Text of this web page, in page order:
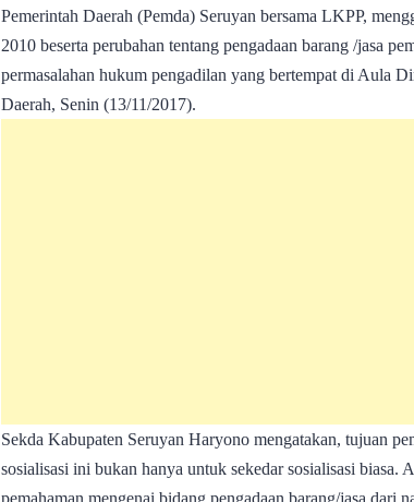
Pemerintah Daerah (Pemda) Seruyan bersama LKPP,
2010 beserta perubahan tentang pengadaan barang /jasa
permasalahan hukum pengadilan yang bertempat di Aula
Daerah, Senin (13/11/2017).
Sekda Kabupaten Seruyan Haryono mengatakan, tujuan
sosialisasi ini bukan hanya untuk sekedar sosialisasi biasa.